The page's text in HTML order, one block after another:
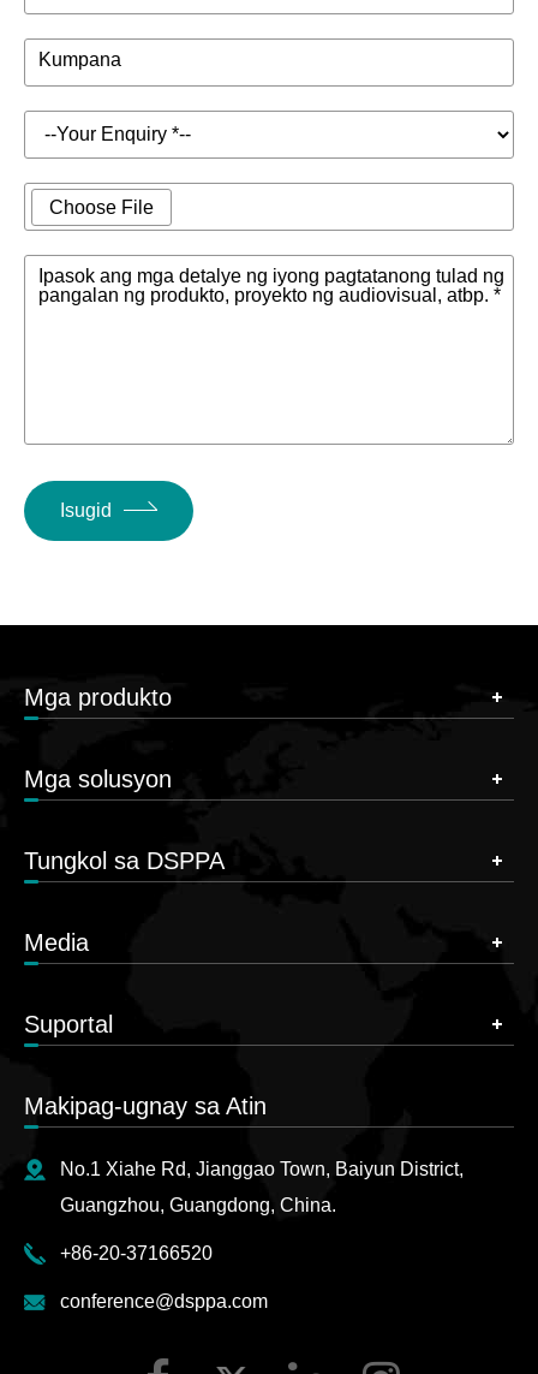
Kumpana
Choose File
Ipasok ang mga detalye ng iyong pagtatanong tulad ng
pangalan ng produkto, proyekto ng audiovisual, atbp. *
Isugid
Mga produkto
Mga solusyon
Tungkol sa DSPPA
Media
Suportal
Makipag-ugnay sa Atin
No.1 Xiahe Rd, Jianggao Town, Baiyun District,
Guangzhou, Guangdong, China.
+86-20-37166520
conference@dsppa.com